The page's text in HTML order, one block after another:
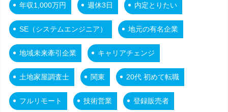
年収1,000万円 週休3日 内定とりたい
SE（システムエンジニア） 地元の有名企業
地域未来牽引企業 キャリアチェンジ
土地家屋調査士 関東 20代 初めて転職
フルリモート 技術営業 登録販売者